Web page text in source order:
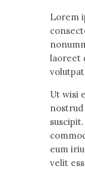
Lorem
laoreet
Ut wisi
eum
velit